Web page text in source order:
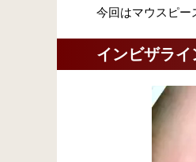
今回はマウスピー
インビザラ